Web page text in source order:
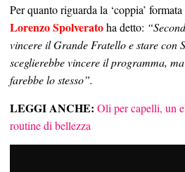
Per quanto riguarda la ‘coppia’ formata
Lorenzo Spolveratoha detto:
vincere il Grande Fratello e stare con
sceglierebbe vincere il programma,
farebbe lo stesso”.
LEGGI ANCHE: Oli per capelli, un
routine di bellezza